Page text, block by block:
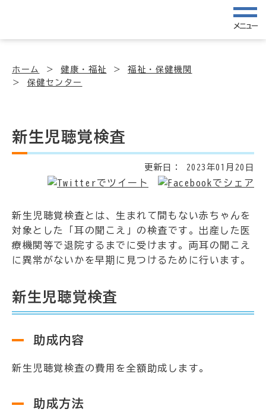
メニュー
ホーム 健康・福祉
福祉・保健機関
保健センター
新生児聴覚検査
更新日： 2023年01月20日
新生児聴覚検査とは、生まれて間もない赤ちゃんを
対象とした「耳の聞こえ」の検査です。出産した医
療機関等で退院するまでに受けます。両耳の聞こえ
に異常がないかを早期に見つけるために行います。
新生児聴覚検査
助成内容
新生児聴覚検査の費用を全額助成します。
助成方法